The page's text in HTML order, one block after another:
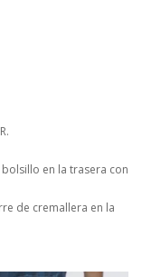
en la trasera con
de cremallera en la